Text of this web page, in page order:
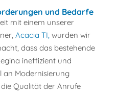
und Bedarfe
mit einem unserer
Acacia TI, wurden wir
dass das bestehende
ineffizient und
an Modernisierung
Qualität der Anrufe